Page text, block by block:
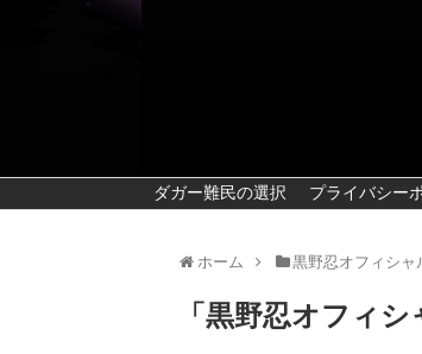
ダガー難民の選択 プライバシー
ホーム 黒野忍オフィシャ
「 黒野忍オフィシ